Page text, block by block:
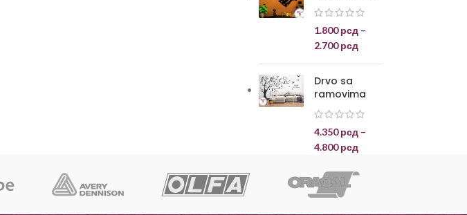
1.800рсд –
2.700рсд
Drvo sa
ramovima
4.350рсд –
4.800рсд